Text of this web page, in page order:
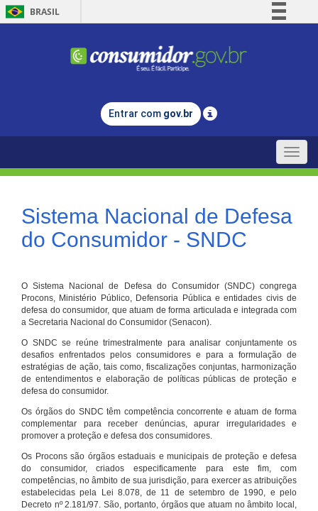
BRASIL
Comunica BR
Legislação
Entrar com gov.br
Toggle
Sistema Nacional de Defesa
do Consumidor - SNDC
O Sistema Nacional de Defesa do Consumidor (SNDC) congrega
Procons, Ministério Público, Defensoria Pública e entidades civis de
defesa do consumidor, que atuam de forma articulada e integrada com
a Secretaria Nacional do Consumidor (Senacon).
O SNDC se reúne trimestralmente para analisar conjuntamente os
desafios enfrentados pelos consumidores e para a formulação de
estratégias de ação, tais como, fiscalizações conjuntas, harmonização
de entendimentos e elaboração de políticas públicas de proteção e
defesa do consumidor.
Os órgãos do SNDC têm competência concorrente e atuam de forma
complementar para receber denúncias, apurar irregularidades e
promover a proteção e defesa dos consumidores.
Os Procons são órgãos estaduais e municipais de proteção e defesa
do consumidor, criados especificamente para este fim, com
competências, no âmbito de sua jurisdição, para exercer as atribuições
estabelecidas pela Lei 8.078, de 11 de setembro de 1990, e pelo
Decreto nº 2.181/97. São, portanto, órgãos que atuam no âmbito local,